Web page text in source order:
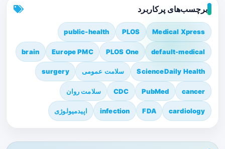
برچسب‌های پرکاربرد
Medical Xpress
PLOS
public-health
default-medical
PLOS One
Europe PMC
brain
ScienceDaily Health سلامت عمومی surgery
cancer
PubMed
CDC سلامت روان
cardiology
FDA
infection اپیدمیولوژی